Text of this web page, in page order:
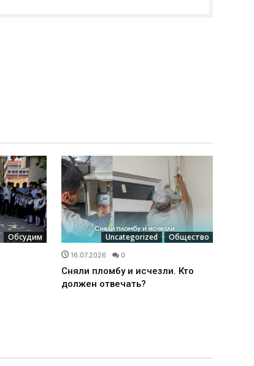
Обсудим Uncategorized Общество
16.07.2026 0
Сняли пломбу и исчезли. Кто
должен отвечать?